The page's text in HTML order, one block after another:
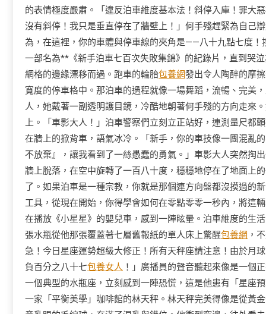
的表情極度嚴肅。「違反泊車維度基本法！斜停入庫！罪大
沒有斜停！我只是垂直停在了牆壁上！」何手殘趕緊為自己
為，在這裡，你的車體與停車線的夾角是——八十九點七度！
一部名為**《新手泊車七百次失敗集錦》的紀錄片，直到哭
網格的邊緣漂移而過。跑車的輪胎包養網發出令人陶醉的摩
寬度的停車格中。那泊車的過程就像一場舞蹈，流暢、完美
人，她戴著一副透明護目鏡，冷酷地朝著何手殘的方向走來
上。「車影大人！」泊車警察們立刻立正站好，連測量尺
在牆上的掀背車，語氣冰冷。「新手，你的車技像一團混亂
不放棄』，讓我看到了一絲愚蠢的勇氣。」車影大人突然掏
牆上脫落，在空中旋轉了一百八十度，穩穩地停在了地面上
了。如果泊車是一種宗教，你就是那個連方向盤都沒摸過的
工具，從現在開始，你得學會如何在零點零零一秒內，將這
在播放《小星星》的嬰兒車，感到一陣眩暈。泊車維度的生
張水瓶從他那張覆蓋著七層舊報紙的單人床上驚醒包養網 ，
急！今日星座運勢超級大修正！所有天秤座請注意！由於月
負百分之八十七包養女人 ！」廣播員的聲音聽起來像是一個
一個典型的水瓶座，立刻感到一陣恐慌，這是他患有「星座
一家「平衡美學」咖啡館的林天秤。林天秤完美得像是從黃